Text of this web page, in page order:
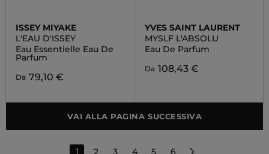
ISSEY MIYAKE
L'EAU D'ISSEY
Eau Essentielle Eau De
Parfum
Da 79,10 €
YVES SAINT LAURENT
MYSLF L'ABSOLU
Eau De Parfum
Da 108,43 €
VAI ALLA PAGINA SUCCESSIVA
1 2 3 4 5 6